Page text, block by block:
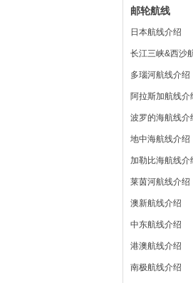
邮轮航线
日本航线介绍
长江三峡&西沙
多瑙河航线介绍
阿拉斯加航线介
波罗的海航线介
地中海航线介绍
加勒比海航线介
莱茵河航线介绍
澳新航线介绍
中东航线介绍
港澳航线介绍
南极航线介绍